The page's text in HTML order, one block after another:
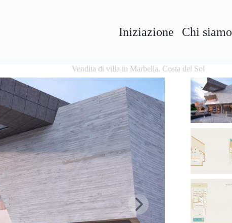
Iniziazione Chi siamo
Vendita di villa in Marbella, Costa del Sol